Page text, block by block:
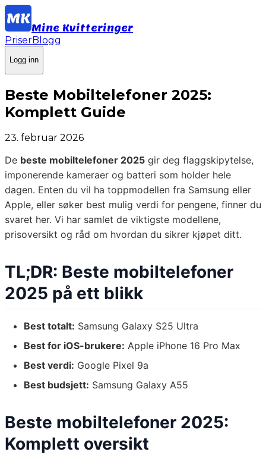
Mine Kvitteringer
PriserBlogg
Logg inn
Beste Mobiltelefoner 2025:
Komplett Guide
23. februar 2026
De beste mobiltelefoner 2025 gir deg flaggskipytelse,
imponerende kameraer og batteri som holder hele
dagen. Enten du vil ha toppmodellen fra Samsung eller
Apple, eller søker best mulig verdi for pengene, finner du
svaret her. Vi har samlet de viktigste modellene,
prisoversikt og råd om hvordan du sikrer kjøpet ditt.
TL;DR: Beste mobiltelefoner
2025 på ett blikk
Best totalt: Samsung Galaxy S25 Ultra
Best for iOS-brukere: Apple iPhone 16 Pro Max
Best verdi: Google Pixel 9a
Best budsjett: Samsung Galaxy A55
Beste mobiltelefoner 2025:
Komplett oversikt